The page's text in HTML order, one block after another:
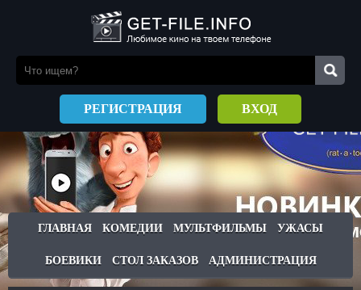
РЕГИСТРАЦИЯ ВХОД
ГЛАВНАЯ КОМЕДИИ МУЛЬТФИЛЬМЫ УЖАСЫ
БОЕВИКИ СТОЛ ЗАКАЗОВ АДМИНИСТРАЦИЯ